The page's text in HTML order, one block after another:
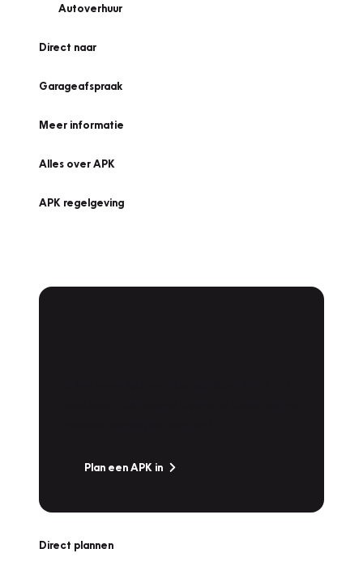
Autoverhuur
Direct naar
Garageafspraak
Meer informatie
Alles over APK
APK regelgeving
Plan een APK in
Direct plannen